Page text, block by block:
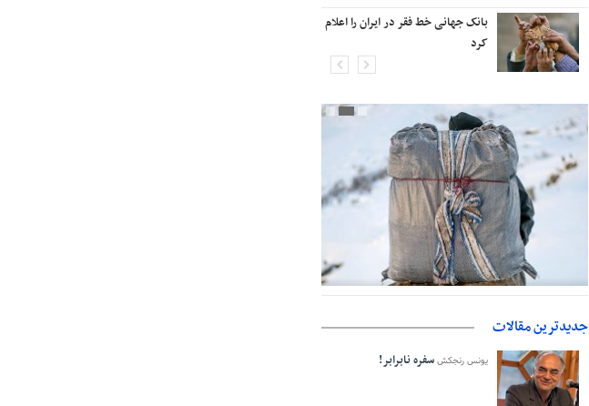
بانک جهانی خط فقر در ایران را اعلام
کرد
 
اولیه با کولبری وارد شود
جدیدترین مقالات
یونس رنجکشسفره نابرابر!